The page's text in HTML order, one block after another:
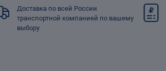
Доставка по всей России
транспортной компанией по вашему
выбору